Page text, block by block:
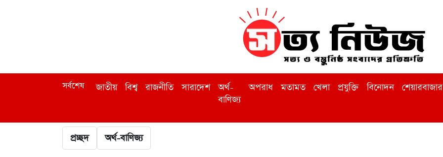
সর্বশেষ জাতীয় বিশ্ব রাজনীতি সারাদেশ
অর্থ-
বাণিজ্য
অপরাধ মতামত খেলা প্রযুক্তি বিনোদন শেয়ারবাজার
প্রচ্ছদ অর্থ-বাণিজ্য